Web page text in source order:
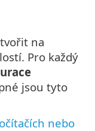
na
Pro každý
jsou tyto
nebo